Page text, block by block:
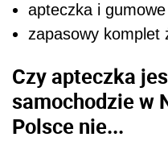
apteczka i
zapasowy komplet
Czy apteczka
samochodzie w
Polsce nie...